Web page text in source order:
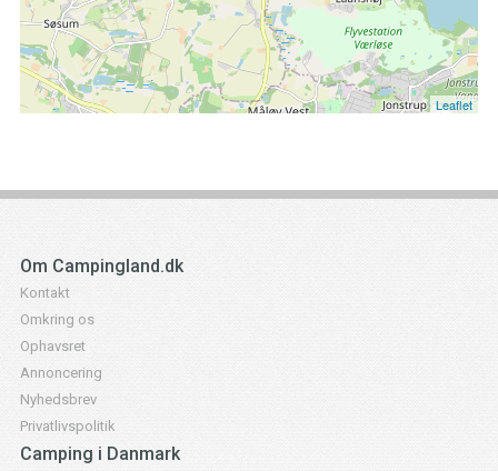
Leaflet
Om Campingland.dk
Kontakt
Omkring os
Ophavsret
Annoncering
Nyhedsbrev
Privatlivspolitik
Camping i Danmark